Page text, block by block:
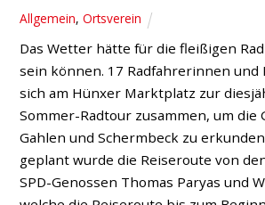
Allgemein,Ortsverein
Das Wetter hätte für die fleißigen
sein können. 17 Radfahrerinnen und
sich am Hünxer Marktplatz zur
Sommer-Radtour zusammen, um die
Gahlen und Schermbeck zu
geplant wurde die Reiseroute von
SPD-Genossen Thomas Paryas und